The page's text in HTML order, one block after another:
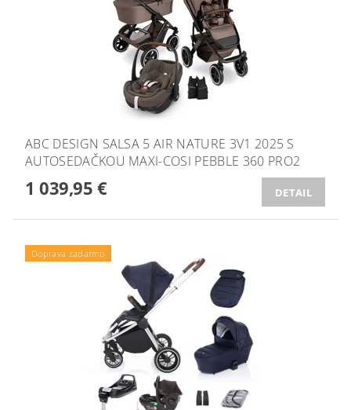
ABC DESIGN SALSA 5 AIR NATURE 3V1 2025 S
AUTOSEDAČKOU MAXI-COSI PEBBLE 360 PRO2
1 039,95 € DETAIL
Doprava zadarmo